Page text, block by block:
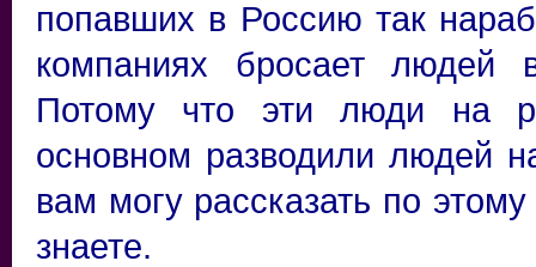
попавших в Россию так
компаниях бросает людей
Потому что эти люди на
основном разводили людей
вам могу рассказать по
знаете.